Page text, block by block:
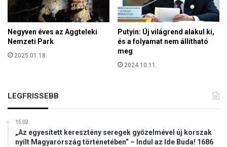
z
a
á
Negyven éves az Aggteleki
Nemzeti Park
2025.01.18.
Putyin: Új világrend alakul ki,
és a folyamat nem állítható
meg
2024.10.11.
LEGFRISSEBB
15:02
„Az egyesített keresztény seregek győzelmével új korszak
nyílt Magyarország történetében“ – Indul az Ide Buda! 1686